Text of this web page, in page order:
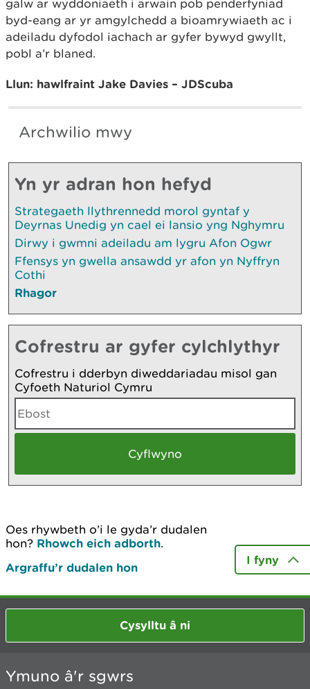
galw ar wyddoniaeth i arwain pob penderfyniad
byd-eang ar yr amgylchedd a bioamrywiaeth ac i
adeiladu dyfodol iachach ar gyfer bywyd gwyllt,
pobl a’r blaned.
Llun: hawlfraint Jake Davies – JDScuba
Archwilio mwy
Yn yr adran hon hefyd
Strategaeth llythrennedd morol gyntaf y
Deyrnas Unedig yn cael ei lansio yng Nghymru
Dirwy i gwmni adeiladu am lygru Afon Ogwr
Ffensys yn gwella ansawdd yr afon yn Nyffryn
Cothi
Rhagor
Cofrestru ar gyfer cylchlythyr
Cofrestru i dderbyn diweddariadau misol gan
Cyfoeth Naturiol Cymru
Oes rhywbeth o’i le gyda’r dudalen
hon? Rhowch eich adborth.
Argraffu’r dudalen hon
I fyny
Cysylltu â ni
Ymuno â'r sgwrs